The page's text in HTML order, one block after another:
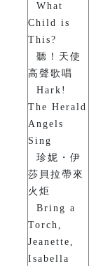
What
Child is
This?
聽！天使
高聲歌唱
Hark!
The Herald
Angels
Sing
珍妮・伊
莎貝拉帶來
火炬
Bring a
Torch,
Jeanette,
Isabella